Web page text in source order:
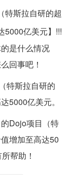
特斯拉自研的超
5000亿美元】!!!
是什么情况
回事吧！
特斯拉自研的
5000亿美元。
Dojo项目（特
增加至高达50
帮助！